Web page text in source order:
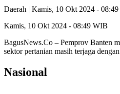
Daerah | Kamis, 10 Okt 2024 -
Kamis, 10 Okt 2024 - 08:49 WIB
BagusNews.Co – Pemprov Banten
sektor pertanian masih terjaga
Nasional